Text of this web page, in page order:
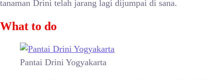
tanaman Drini telah jarang lagi dijumpai di sana.
What to do
Pantai Drini Yogyakarta